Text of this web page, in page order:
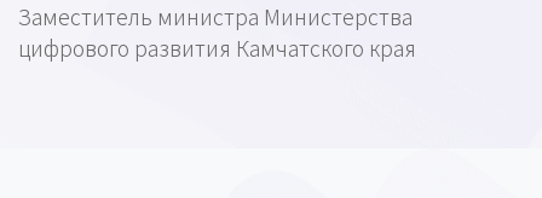
Заместитель министра Министерства
цифрового развития Камчатского края